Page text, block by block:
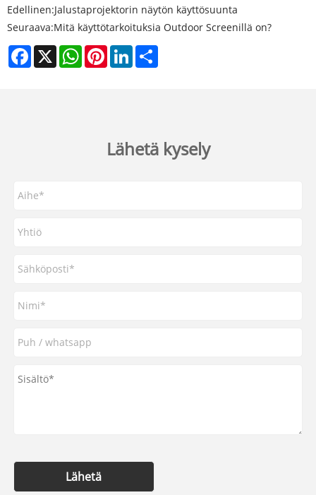
Edellinen:Jalustaprojektorin näytön käyttösuunta
Seuraava:Mitä käyttötarkoituksia Outdoor Screenillä on?
Facebook
X WhatsAppPinterestLinkedIn
Lähetä kysely
Lähetä